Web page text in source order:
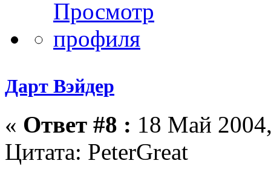
Дарт Вэйдер
« Ответ #8 : 18 Май
Цитата: PeterGreat